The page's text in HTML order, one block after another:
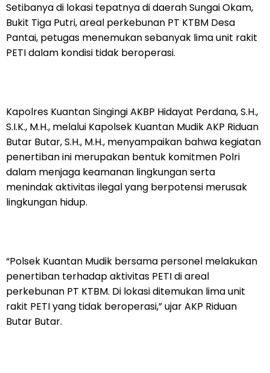
Setibanya di lokasi tepatnya di daerah Sungai Okam,
Bukit Tiga Putri, areal perkebunan PT KTBM Desa
Pantai, petugas menemukan sebanyak lima unit rakit
PETI dalam kondisi tidak beroperasi.
Kapolres Kuantan Singingi AKBP Hidayat Perdana, S.H.,
S.I.K., M.H., melalui Kapolsek Kuantan Mudik AKP Riduan
Butar Butar, S.H., M.H., menyampaikan bahwa kegiatan
penertiban ini merupakan bentuk komitmen Polri
dalam menjaga keamanan lingkungan serta
menindak aktivitas ilegal yang berpotensi merusak
lingkungan hidup.
“Polsek Kuantan Mudik bersama personel melakukan
penertiban terhadap aktivitas PETI di areal
perkebunan PT KTBM. Di lokasi ditemukan lima unit
rakit PETI yang tidak beroperasi,” ujar AKP Riduan
Butar Butar.